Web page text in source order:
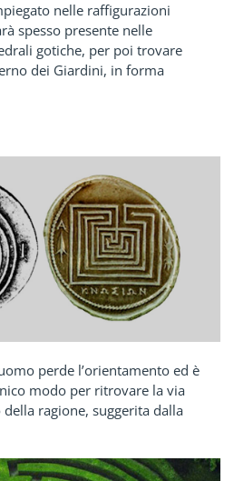
nelle raffigurazioni
spesso presente nelle
gotiche, per poi trovare
dei Giardini, in forma
perde l’orientamento ed è
modo per ritrovare la via
della ragione, suggerita dalla